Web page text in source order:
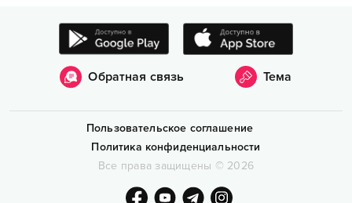
Обратная связь Тема
Пользовательское соглашение
Политика конфиденциальности
Все права защищены © 2026